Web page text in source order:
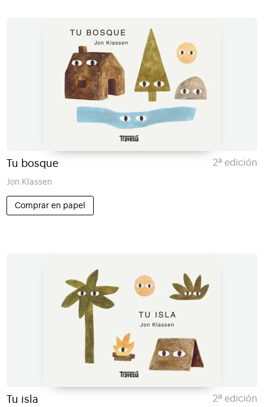
Tu bosque 2ª edición
Jon Klassen
Comprar en papel
Tu isla 2ª edición